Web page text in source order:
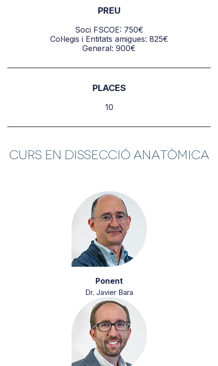
PREU
Soci FSCOE: 750€
Col·legis i Entitats amigues: 825€
General: 900€
PLACES
10
Curs en Dissecció Anatòmica
Ponent
Dr. Javier Bara